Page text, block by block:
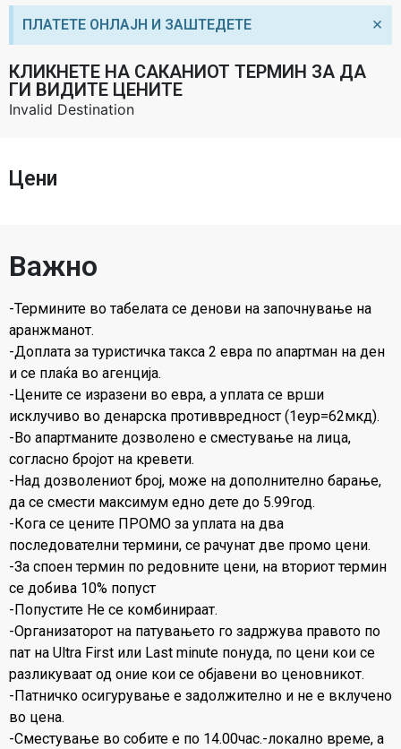
ПЛАТЕТЕ ОНЛАЈН И ЗАШТЕДЕТЕ ×
КЛИКНЕТЕ НА САКАНИОТ ТЕРМИН ЗА ДА
ГИ ВИДИТЕ ЦЕНИТЕ
Invalid Destination
Цени
Важно
-Термините во табелата се денови на започнување на
аранжманот.
-Доплата за туристичка такса 2 евра по апартман на ден
и се плаќа во агенција.
-Цените се изразени во евра, а уплата се врши
исклучиво во денарска противвредност (1еур=62мкд).
-Во апартманите дозволено е сместување на лица,
согласно бројот на кревети.
-Над дозволениот број, може на дополнително барање,
да се смести максимум едно дете до 5.99год.
-Кога се цените ПРОМО за уплата на два
последователни термини, се рачунат две промо цени.
-За споен термин по редовните цени, на вториот термин
се добива 10% попуст
-Попустите Не се комбинираат.
-Организаторот на патувањето го задржува правото по
пат на Ultra First или Last minute понуда, по цени кои се
разликуваат од оние кои се објавени во ценовникот.
-Патничко осигурување е задолжително и не е вклучено
во цена.
-Сместување во собите е по 14.00час.-локално време, а